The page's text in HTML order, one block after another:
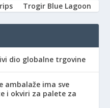
Trogir Blue Lagoon
dio globalne trgovine
ambalaže ima sve
i okviri za palete za